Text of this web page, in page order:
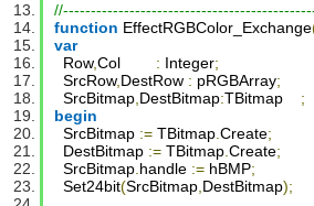
function EffectRGBColor_Exchange
var
Row,Col : Integer;
SrcRow, DestRow : pRGBArray;
SrcBitmap DestBitmap:TBitmap
;
begin
SrcBitmap := TBitmap Create;
DestBitmap := TBitmap Create;
SrcBitmap handle := hBMP;
Set24bit(SrcBitmap DestBitmap);